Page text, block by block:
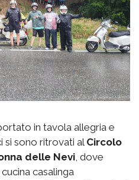
in tavola allegria e
si sono ritrovati al Circolo
delle Nevi, dove
casalinga